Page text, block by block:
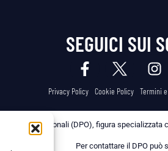
SEGUICI SUI
Privacy Policy Cookie Policy Termini
dei Dati Personali (DPO), figura
Per contattare il DPO può